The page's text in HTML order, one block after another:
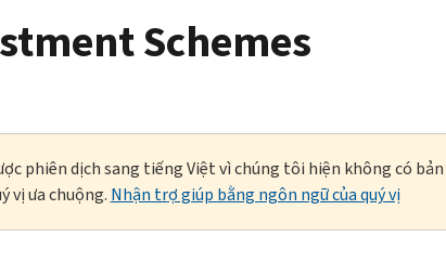
Schemes
phiên dịch sang tiếng Việt vì chúng tôi hiện không có
vị ưa chuộng. Nhận trợ giúp bằng ngôn ngữ của quý vị